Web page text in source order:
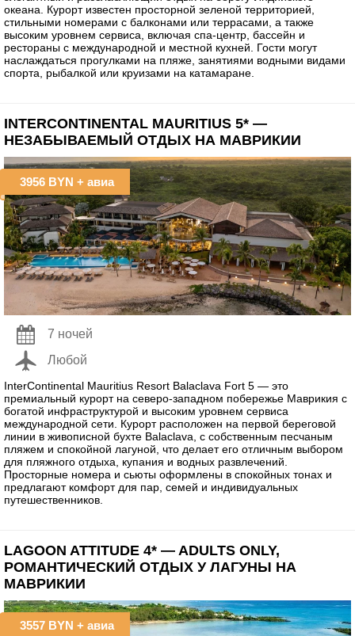
океана. Курорт известен просторной зеленой территорией,
стильными номерами с балконами или террасами, а также
высоким уровнем сервиса, включая спа-центр, бассейн и
рестораны с международной и местной кухней. Гости могут
наслаждаться прогулками на пляже, занятиями водными видами
спорта, рыбалкой или круизами на катамаране.
INTERCONTINENTAL MAURITIUS 5* —
НЕЗАБЫВАЕМЫЙ ОТДЫХ НА МАВРИКИИ
3956 BYN + авиа
7 ночей
Любой
InterContinental Mauritius Resort Balaclava Fort 5 — это
премиальный курорт на северо-западном побережье Маврикия с
богатой инфраструктурой и высоким уровнем сервиса
международной сети. Курорт расположен на первой береговой
линии в живописной бухте Balaclava, с собственным песчаным
пляжем и спокойной лагуной, что делает его отличным выбором
для пляжного отдыха, купания и водных развлечений.
Просторные номера и сьюты оформлены в спокойных тонах и
предлагают комфорт для пар, семей и индивидуальных
путешественников.
LAGOON ATTITUDE 4* — ADULTS ONLY,
РОМАНТИЧЕСКИЙ ОТДЫХ У ЛАГУНЫ НА
МАВРИКИИ
3557 BYN + авиа